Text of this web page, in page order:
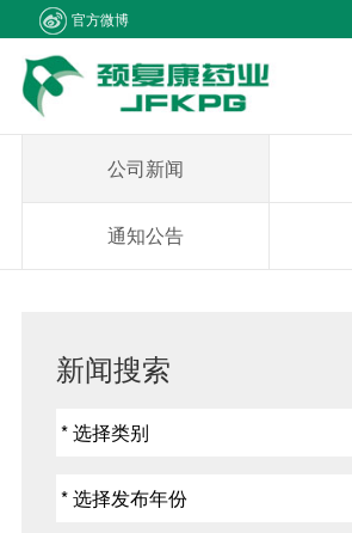
官方微博
产品中心
产品在线
新闻资讯
公司新闻
社会责任
医生资助
客户支持
资料下载
人力资源
职位招聘
关于我们
集团概况
联系我们
产品疾病咨询
销售业务咨询
综合事务咨询
公司新闻
通知公告
新闻搜索